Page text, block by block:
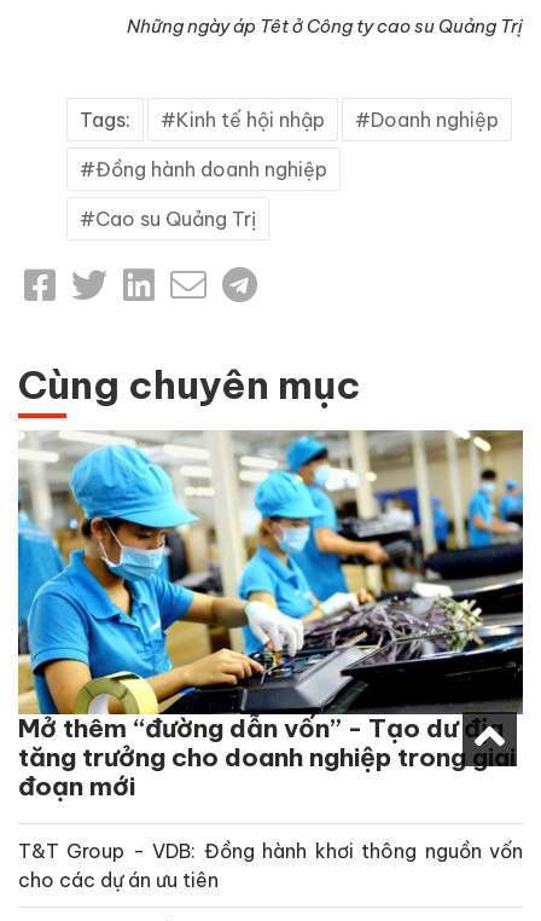
Những ngày áp Têt ở Công ty cao su Quảng Trị
Tags: Kinh tế hội nhập Doanh nghiệp
Đồng hành doanh nghiệp
Cao su Quảng Trị
Cùng chuyên mục
Mở thêm “đường dẫn vốn” - Tạo dư địa
tăng trưởng cho doanh nghiệp trong giai
đoạn mới
T&T Group - VDB: Đồng hành khơi thông nguồn vốn
cho các dự án ưu tiên